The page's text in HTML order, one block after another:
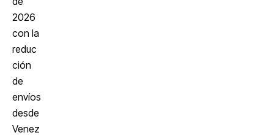
2026
con la
reduc
ción
de
envíos
desde
Venez